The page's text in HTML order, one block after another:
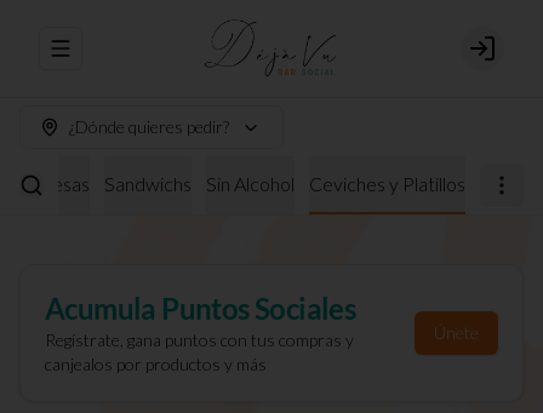
Abrir menu de navegación Login
¿Dónde quieres pedir?
Sandwichs Sin Alcohol Ceviches y Platillos
Acumula Puntos Sociales
Regístrate, gana puntos con tus compras y
canjealos por productos y más
Únete